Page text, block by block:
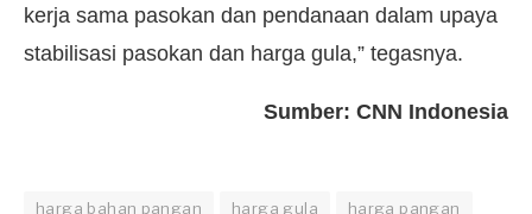
kerja sama pasokan dan pendanaan dalam upaya
stabilisasi pasokan dan harga gula,” tegasnya.
Sumber: CNN Indonesia
harga bahan pangan harga gula harga pangan